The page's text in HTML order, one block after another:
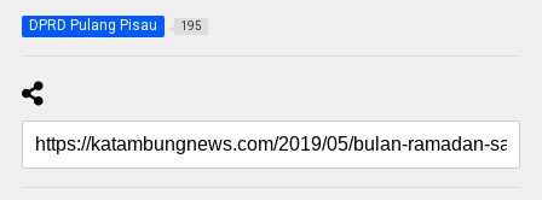
DPRD Pulang Pisau 195